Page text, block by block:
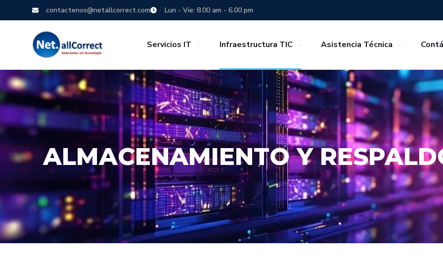
contactenos@netallcorrect.com Lun - Vie: 8.00 am - 6.00 pm
Servicios IT Infraestructura TIC Asistencia Técnica
ALMACENAMIENTO Y